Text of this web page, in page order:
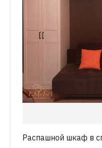
Распашной шкаф в